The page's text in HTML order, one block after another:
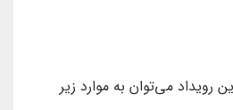
رویداد می‌توان به موارد زیر